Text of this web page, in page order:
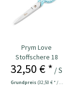
Prym Love
Stoffschere 18
cm Nr. 610540
32,50 € * / Stück
Grundpreis (32,50 € * / 1 Stück)